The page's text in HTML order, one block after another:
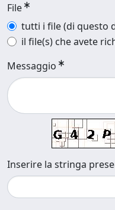
File
tutti i file (di questo
il file(s) che avete
Messaggio
Inserire la stringa